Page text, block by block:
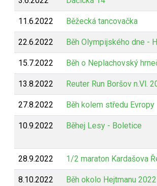
11.6.2022 Běžecká tancovačka
22.6.2022 Běh Olympijského dne -
15.7.2022 Běh o Neplachovský
13.8.2022 Reuter Run Boršov n.Vl.
27.8.2022 Běh kolem středu Evropy
10.9.2022 Běhej Lesy - Boletice
28.9.2022 1/2 maraton Kardašova
8.10.2022 Běh okolo Hejtmanu 2022